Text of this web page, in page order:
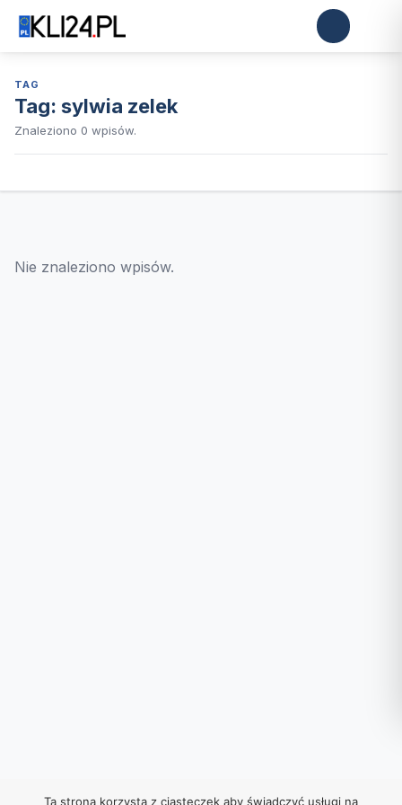
TAG
Tag: sylwia zelek
Znaleziono 0 wpisów.
Nie znaleziono wpisów.
Ta strona korzysta z ciasteczek aby świadczyć usługi na